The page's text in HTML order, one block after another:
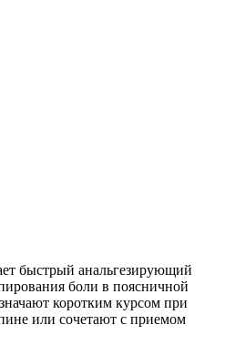
быстрый анальгезирующий
боли в поясничной
коротким курсом при
или сочетают с приемом